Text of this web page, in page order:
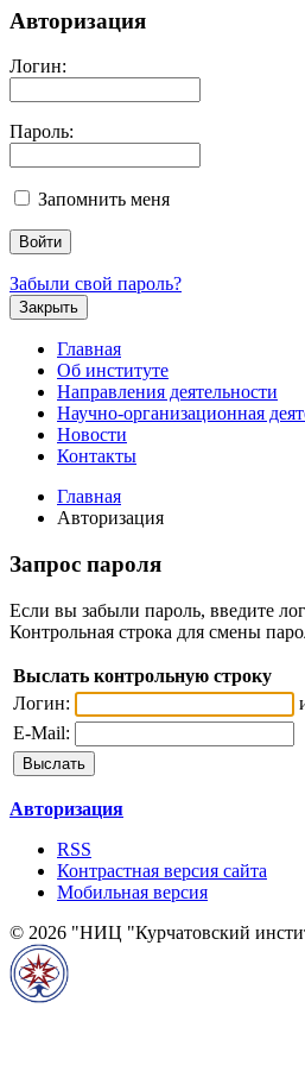
Авторизация
Логин:
Пароль:
Запомнить меня
Забыли свой пароль?
Закрыть
Главная
Об институте
Направления деятельности
Научно-организационная
Новости
Контакты
Главная
Авторизация
Запрос пароля
Если вы забыли пароль, введите
Контрольная строка для смены
Выслать контрольную строку
Логин:
E-Mail:
Авторизация
RSS
Контрастная версия сайта
Мобильная версия
© 2026 "НИЦ "Курчатовский